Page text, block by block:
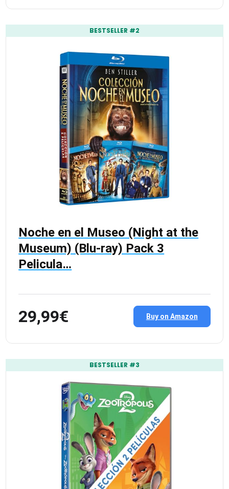
BESTSELLER #2
Noche en el Museo (Night at the
Museum) (Blu-ray) Pack 3
Pelicula…
29,99€ Buy on Amazon
BESTSELLER #3